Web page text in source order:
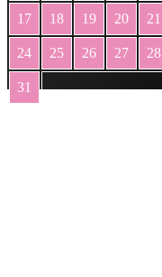
17 18 19 20 21
24 25 26 27 28
31